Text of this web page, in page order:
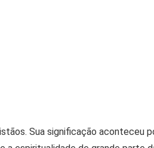
Sua significação aconteceu